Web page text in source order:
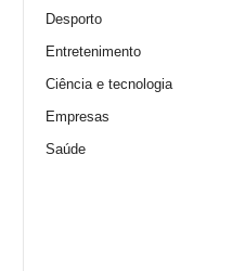
Desporto
Entretenimento
Ciência e tecnologia
Empresas
Saúde